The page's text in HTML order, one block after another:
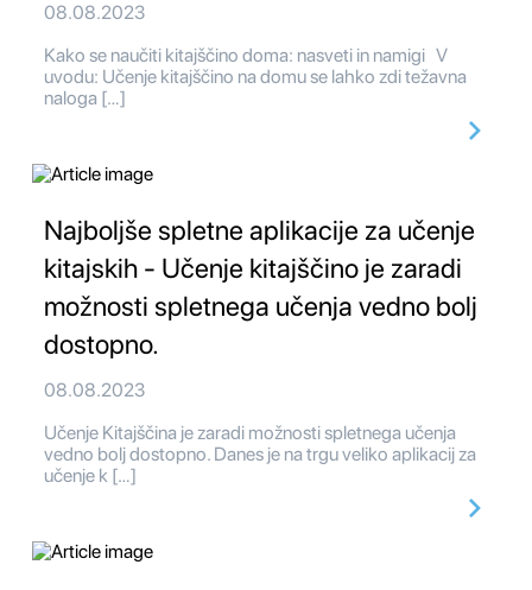
08.08.2023
Kako se naučiti kitajščino doma: nasveti in namigi V
uvodu: Učenje kitajščino na domu se lahko zdi težavna
naloga […]
Najboljše spletne aplikacije za učenje
kitajskih - Učenje kitajščino je zaradi
možnosti spletnega učenja vedno bolj
dostopno.
08.08.2023
Učenje Kitajščina je zaradi možnosti spletnega učenja
vedno bolj dostopno. Danes je na trgu veliko aplikacij za
učenje k […]